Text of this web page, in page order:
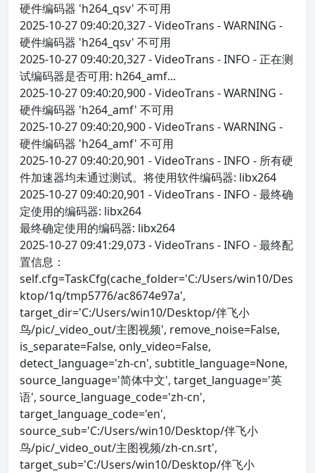
硬件编码器 'h264_qsv' 不可用
2025-10-27 09:40:20,327 - VideoTrans - WARNING -
硬件编码器 'h264_qsv' 不可用
2025-10-27 09:40:20,327 - VideoTrans - INFO - 正在测
试编码器是否可用: h264_amf...
2025-10-27 09:40:20,900 - VideoTrans - WARNING -
硬件编码器 'h264_amf' 不可用
2025-10-27 09:40:20,900 - VideoTrans - WARNING -
硬件编码器 'h264_amf' 不可用
2025-10-27 09:40:20,901 - VideoTrans - INFO - 所有硬
件加速器均未通过测试。将使用软件编码器: libx264
2025-10-27 09:40:20,901 - VideoTrans - INFO - 最终确
定使用的编码器: libx264
最终确定使用的编码器: libx264
2025-10-27 09:41:29,073 - VideoTrans - INFO - 最终配
置信息：
self.cfg=TaskCfg(cache_folder='C:/Users/win10/Des
ktop/1q/tmp5776/ac8674e97a',
target_dir='C:/Users/win10/Desktop/伴飞小
鸟/pic/_video_out/主图视频', remove_noise=False,
is_separate=False, only_video=False,
detect_language='zh-cn', subtitle_language=None,
source_language='简体中文', target_language='英
语', source_language_code='zh-cn',
target_language_code='en',
source_sub='C:/Users/win10/Desktop/伴飞小
鸟/pic/_video_out/主图视频/zh-cn.srt',
target_sub='C:/Users/win10/Desktop/伴飞小